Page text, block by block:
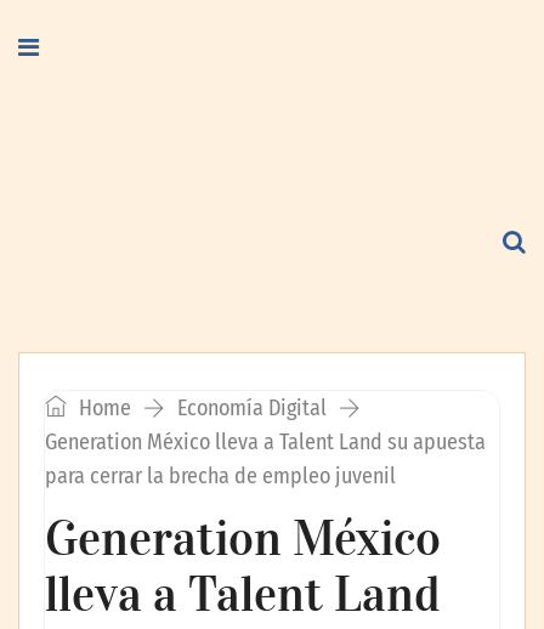
Home
Economía Digital
Generation México lleva a Talent Land su apuesta
para cerrar la brecha de empleo juvenil
Generation México
lleva a Talent Land